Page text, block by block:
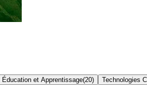
Éducation et Apprentissage(20) Technologies